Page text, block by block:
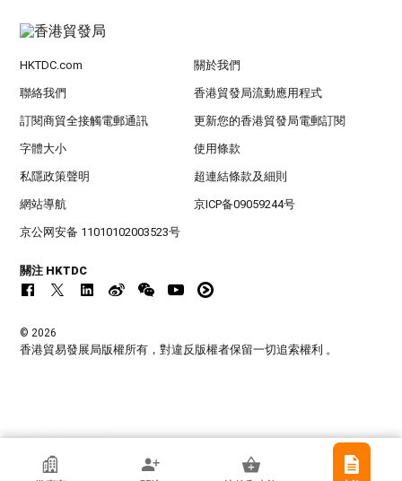
APN Merchandising Limited
HKTDC.com 關於我們
聯絡我們 香港貿發局流動應用程式
訂閱商貿全接觸電郵通訊 更新您的香港貿發局電郵訂閱
字體大小 使用條款
私隱政策聲明 超連結條款及細則
網站導航 京ICP备09059244号
京公网安备 11010102003523号
關注 HKTDC
© 2026
香港貿易發展局版權所有，對違反版權者保留一切追索權利 。